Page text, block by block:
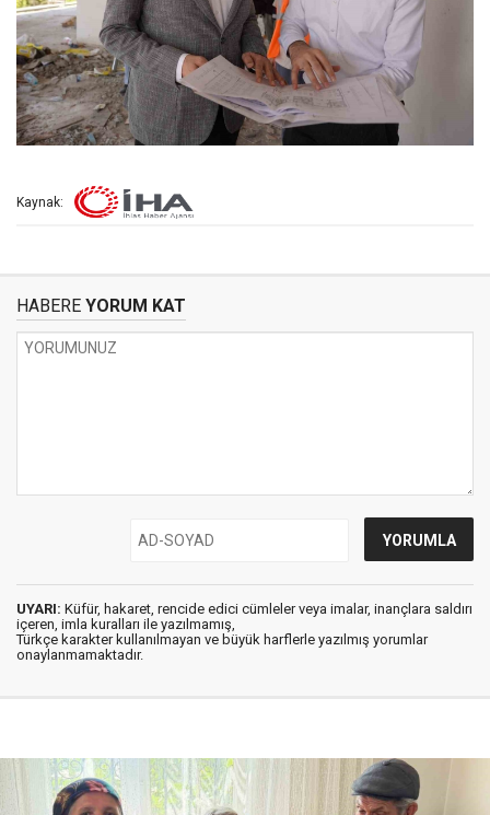
Kaynak:
HABERE YORUM KAT
UYARI: Küfür, hakaret, rencide edici cümleler veya imalar, inançlara saldırı
içeren, imla kuralları ile yazılmamış,
Türkçe karakter kullanılmayan ve büyük harflerle yazılmış yorumlar
onaylanmamaktadır.